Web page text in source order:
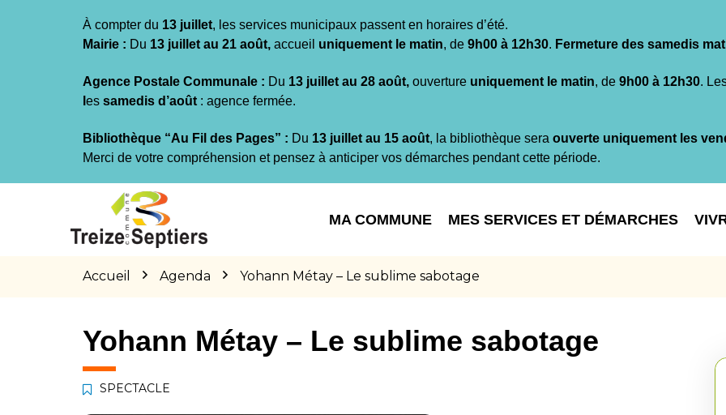
À compter du 13 juillet, les services municipaux passent en horaires d’été.
Mairie : Du 13 juillet au 21 août, accueil uniquement le matin, de 9h00 à 12h30. Fermeture des samedis
Agence Postale Communale : Du 13 juillet au 28 août, ouverture uniquement le matin, de 9h00 à 12h30.
es samedis d’août : agence fermée.
Bibliothèque “Au Fil des Pages” : Du 13 juillet au 15 août, la bibliothèque sera ouverte uniquement les
Merci de votre compréhension et pensez à anticiper vos démarches pendant cette période.
MA COMMUNE MES SERVICES ET DÉMARCHES
Accueil Agenda Yohann Métay – Le sublime sabotage
Yohann Métay – Le sublime sabotage
SPECTACLE